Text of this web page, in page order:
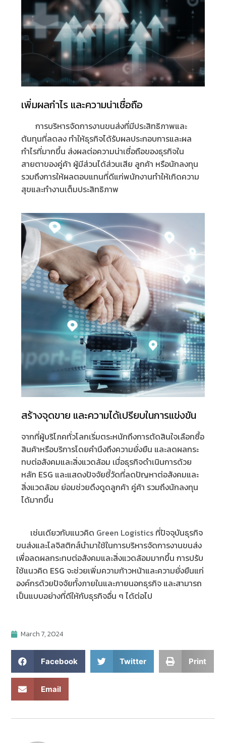
เพิ่มผลกำไร และความน่าเชื่อถือ
การบริหารจัดการงานขนส่งที่มีประสิทธิภาพและ
ต้นทุนที่ลดลง ทำให้ธุรกิจได้รับผลประกอบการและผล
กำไรที่มากขึ้น ส่งผลต่อความน่าเชื่อถือของธุรกิจใน
สายตาของคู่ค้า ผู้มีส่วนได้ส่วนเสีย ลูกค้า หรือนักลงทุน
รวมถึงการให้ผลตอบแทนที่ดีแก่พนักงานทำให้เกิดความ
สุขและทำงานเต็มประสิทธิภาพ
สร้างจุดขาย และความได้เปรียบในการแข่งขัน
จากที่ผู้บริโภคทั่วโลกเริ่มตระหนักถึงการตัดสินใจเลือกซื้อ
สินค้าหรือบริการโดยคำนึงถึงความยั่งยืน และลดผลกระ
ทบต่อสังคมและสิ่งแวดล้อม เมื่อธุรกิจดำเนินการด้วย
หลัก ESG และแสดงปัจจัยชี้วัดที่ลดปัญหาต่อสังคมและ
สิ่งแวดล้อม ย่อมช่วยดึงดูดลูกค้า คู่ค้า รวมถึงนักลงทุน
ได้มากขึ้น
เช่นเดียวกับแนวคิด Green Logistics ที่ปัจจุบันธุรกิจ
ขนส่งและโลจิสติกส์นำมาใช้ในการบริหารจัดการงานขนส่ง
เพื่อลดผลกระทบต่อสังคมและสิ่งแวดล้อมมากขึ้น การปรับ
ใช้แนวคิด ESG จะช่วยเพิ่มความก้าวหน้าและความยั่งยืนแก่
องค์กรด้วยปัจจัยทั้งภายในและภายนอกธุรกิจ และสามารถ
เป็นแบบอย่างที่ดีให้กับธุรกิจอื่น ๆ ได้ต่อไป
March 7, 2024
Facebook Twitter Print
Email